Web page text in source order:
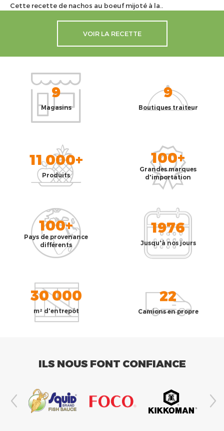
Cette recette de nachos au boeuf mijoté à la..
VOIR LA RECETTE
9
Magasins
9
Boutiques traiteur
11 000+
Produits
100+
Grandes marques
d'importation
100+
Pays de provenance
différents
1976
Jusqu'à nos jours
30 000
m² d'entrepôt
22
Camions en propre
ILS NOUS FONT CONFIANCE